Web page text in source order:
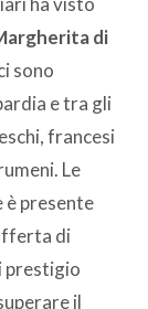
di
sono
e tra gli
francesi
Le
è presente
di
prestigio
il